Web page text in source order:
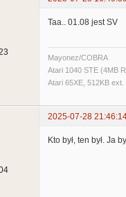
Taa.. 01.08 jest SV
Mayonez/COBRA
Atari 1040 STE (4MB
Atari 65XE, 512KB
2025-07-28
Kto był, ten był. Ja